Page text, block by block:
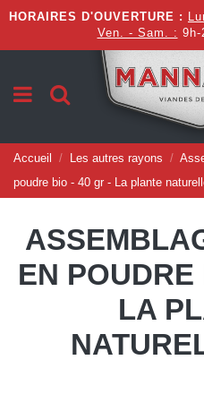
HORAIRES D'OUVERTURE :
Ven. - Sam. : 9h-
Accueil Les autres rayons
poudre bio - 40 gr - La plante
EN
LA